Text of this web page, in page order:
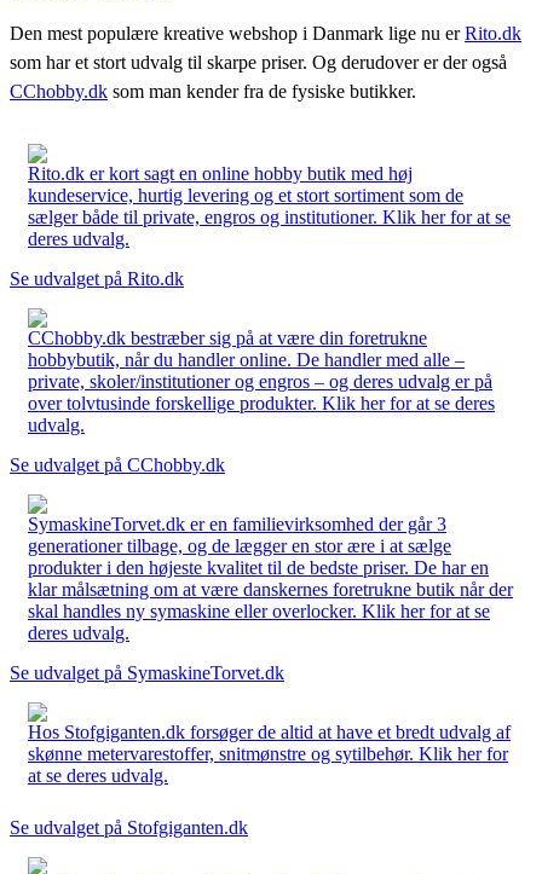
Den mest populære kreative webshop i Danmark lige nu erRito.dk
som har et stort udvalg til skarpe priser. Og derudover er der også
CChobby.dk som man kender fra de fysiske butikker.
Rito.dk er kort sagt en online hobby butik med høj
kundeservice, hurtig levering og et stort sortiment som de
sælger både til private, engros og institutioner. Klik her for at se
deres udvalg.
Se udvalget på Rito.dk
CChobby.dk bestræber sig på at være din foretrukne
hobbybutik, når du handler online. De handler med alle –
private, skoler/institutioner og engros – og deres udvalg er på
over tolvtusinde forskellige produkter. Klik her for at se deres
udvalg.
Se udvalget på CChobby.dk
SymaskineTorvet.dk er en familievirksomhed der går 3
generationer tilbage, og de lægger en stor ære i at sælge
produkter i den højeste kvalitet til de bedste priser. De har en
klar målsætning om at være danskernes foretrukne butik når der
skal handles ny symaskine eller overlocker. Klik her for at se
deres udvalg.
Se udvalget på SymaskineTorvet.dk
Hos Stofgiganten.dk forsøger de altid at have et bredt udvalg af
skønne metervarestoffer, snitmønstre og sytilbehør. Klik her for
at se deres udvalg.
Se udvalget på Stofgiganten.dk